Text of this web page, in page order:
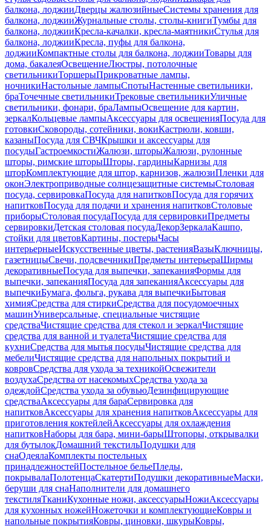
балкона, лоджииДверцы жалюзийныеСистемы хранения для
балкона, лоджииЖурнальные столы, столы-книгиТумбы для
балкона, лоджииКресла-качалки, кресла-маятникиСтулья для
балкона, лоджииКресла, пуфы для балкона,
лоджииКомпактные столы для балкона, лоджииТовары для
дома, бакалеяОсвещениеЛюстры, потолочные
светильникиТоршерыПрикроватные лампы,
ночникиНастольные лампыСпотыНастенные светильники,
браТочечные светильникиТрековые светильникиУличные
светильники, фонари, браЛампыОсвещение для картин,
зеркалКольцевые лампыАксессуары для освещенияПосуда для
готовкиСковороды, сотейники, вокиКастрюли, ковши,
казаныПосуда для СВЧКрышки и аксессуары для
посудыГастроемкостиЖалюзи, шторыЖалюзи, рулонные
шторы, римские шторыШторы, гардиныКарнизы для
шторКомплектующие для штор, карнизов, жалюзиПленки для
оконЭлектроприводные солнцезащитные системыСтоловая
посуда, сервировкаПосуда для напитковПосуда для горячих
напитковПосуда для подачи и хранения напитковСтоловые
приборыСтоловая посудаПосуда для сервировкиПредметы
сервировкиДетская столовая посудаДекорЗеркалаКашпо,
стойки для цветовКартины, постерыЧасы
интерьерныеИскусственные цветы, растенияВазыКлючницы,
газетницыСвечи, подсвечникиПредметы интерьераШирмы
декоративныеПосуда для выпечки, запеканияФормы для
выпечки, запеканияПосуда для запеканияАксессуары для
выпечкиБумага, фольга, рукава для выпечкиБытовая
химияСредства для стиркиСредства для посудомоечных
машинУниверсальные, специальные чистящие
средстваЧистящие средства для стекол и зеркалЧистящие
средства для ванной и туалетаЧистящие средства для
кухниСредства для мытья посудыЧистящие средства для
мебелиЧистящие средства для напольных покрытий и
ковровСредства для ухода за техникойОсвежители
воздухаСредства от насекомыхСредства ухода за
одеждойСредства ухода за обувьюДезинфицирующие
средстваАксессуары для бараСервировка для
напитковАксессуары для хранения напитковАксессуары для
приготовления коктейлейАксессуары для охлаждения
напитковНаборы для бара, мини-барыШтопоры, открывалки
для бутылокДомашний текстильПодушки для
снаОдеялаКомплекты постельных
принадлежностейПостельное бельеПледы,
покрывалаПолотенцаСкатертиПодушки декоративныеМаски,
беруши для снаНаполнители для домашнего
текстиляТканиКухонные ножи, аксессуарыНожиАксессуары
для кухонных ножейНожеточки и комплектующиеКовры и
напольные покрытияКовры, циновки, шкурыКовры,